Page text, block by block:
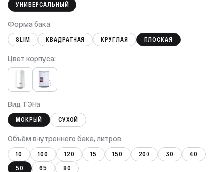
УНИВЕРСАЛЬНЫЙ
Форма бака
SLIM КВАДРАТНАЯ КРУГЛАЯ ПЛОСКАЯ
Цвет корпуса:
Вид ТЭНа
МОКРЫЙ СУХОЙ
Объём внутреннего бака, литров
10 100 120 15 150 200 30
40
50
65 80